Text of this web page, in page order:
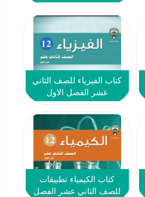
كتاب الفيزياء للصف الثاني
عشر الفصل الاول
كتاب الكيمياء تطبيقات
للصف الثاني عشر الفصل